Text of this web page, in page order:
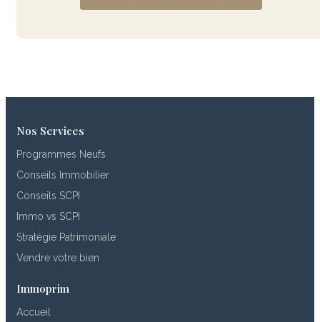
Nos Services
Programmes Neufs
Conseils Immobilier
Conseils SCPI
Immo vs SCPI
Stratégie Patrimoniale
Vendre votre bien
Immoprim
Accueil